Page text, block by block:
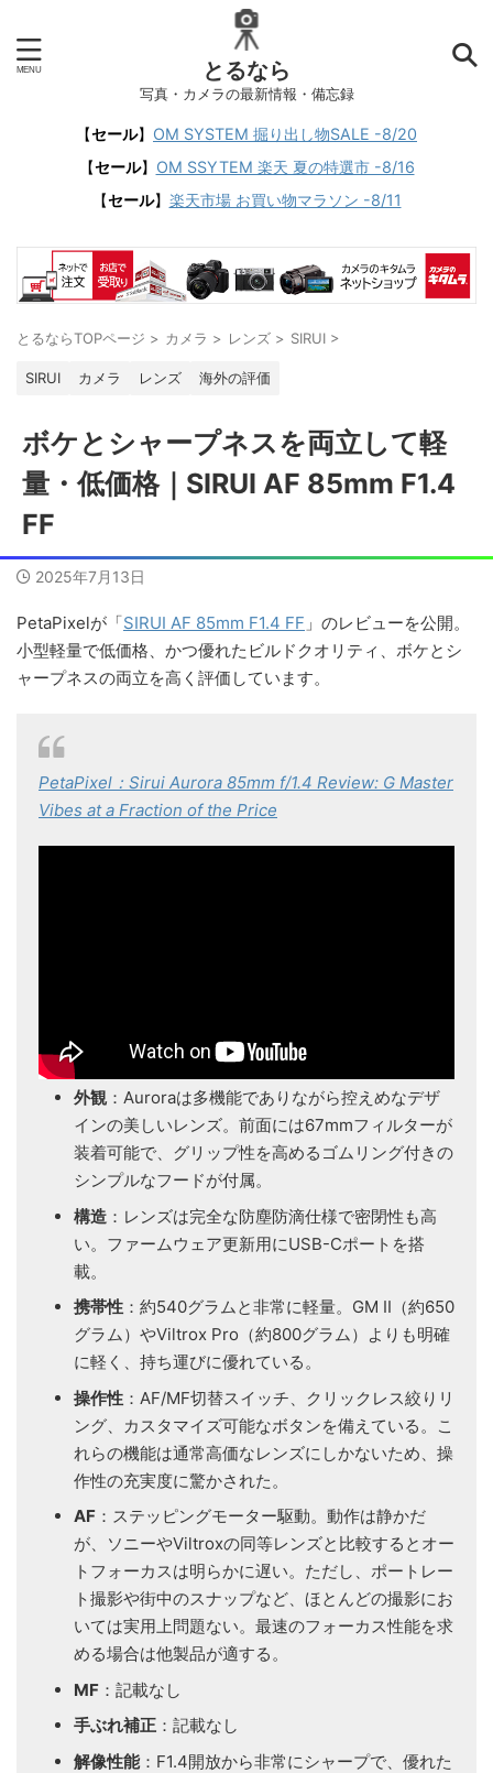
とるなら
写真・カメラの最新情報・備忘録
【セール】 OM SYSTEM 掘り出し物SALE -8/20
【セール】 OM SSYTEM 楽天 夏の特選市 -8/16
【セール】 楽天市場 お買い物マラソン -8/11
とるならTOPページ > カメラ > レンズ > SIRUI >
SIRUI カメラ レンズ 海外の評価
ボケとシャープネスを両立して軽
量・低価格｜SIRUI AF 85mm F1.4
FF
2025年7月13日
PetaPixelが「SIRUI AF 85mm F1.4 FF 」のレビューを公開。
小型軽量で低価格、かつ優れたビルドクオリティ、ボケとシ
ャープネスの両立を高く評価しています。
PetaPixel：Sirui Aurora 85mm f/1.4 Review: G Master
Vibes at a Fraction of the Price
外観 ：Auroraは多機能でありながら控えめなデザ
インの美しいレンズ。前面には67mmフィルターが
装着可能で、グリップ性を高めるゴムリング付きの
シンプルなフードが付属。
構造 ：レンズは完全な防塵防滴仕様で密閉性も高
い。ファームウェア更新用にUSB-Cポートを搭
載。
携帯性 ：約540グラムと非常に軽量。GM II（約650
グラム）やViltrox Pro（約800グラム）よりも明確
に軽く、持ち運びに優れている。
操作性 ：AF/MF切替スイッチ、クリックレス絞りリ
ング、カスタマイズ可能なボタンを備えている。こ
れらの機能は通常高価なレンズにしかないため、操
作性の充実度に驚かされた。
AF ：ステッピングモーター駆動。動作は静かだ
が、ソニーやViltroxの同等レンズと比較するとオー
トフォーカスは明らかに遅い。ただし、ポートレー
ト撮影や街中のスナップなど、ほとんどの撮影にお
いては実用上問題ない。最速のフォーカス性能を求
める場合は他製品が適する。
MF ：記載なし
手ぶれ補正 ：記載なし
解像性能：F1.4開放から非常にシャープで、優れた